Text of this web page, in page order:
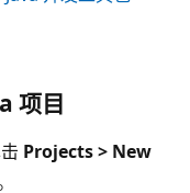
项目
Projects > New